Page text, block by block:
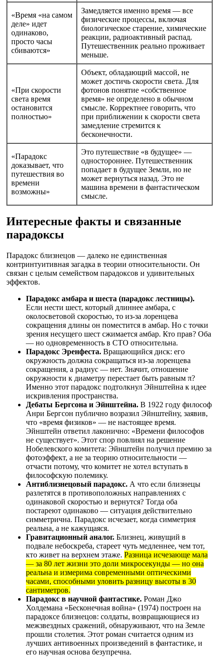
«Время «на самом
деле» идет
одинаково,
просто часы
сбиваются»
Замедляется именно время — все
физические процессы, включая
биологическое старение, химические
реакции, радиоактивный распад.
Путешественник реально проживает
меньше.
«При скорости
света время
остановится
полностью»
Объект, обладающий массой, не
может достичь скорости света. Для
фотонов понятие «собственное
время» не определено в обычном
смысле. Корректнее говорить, что
при приближении к скорости света
замедление стремится к
бесконечности.
«Парадокс
доказывает, что
путешествия во
времени
возможны»
Это путешествие «в будущее» —
одностороннее. Путешественник
попадает в будущее Земли, но не
может вернуться назад. Это не
машина времени в фантастическом
смысле.
Интересные факты и связанные
парадоксы
Парадокс близнецов — далеко не единственная
контринтуитивная загадка в теории относительности. Он
связан с целым семейством парадоксов и удивительных
эффектов.
Парадокс амбара и шеста (парадокс лестницы).
Если нести шест, который длиннее амбара, с
околосветовой скоростью, то из-за лоренцева
сокращения длины он поместится в амбар. Но с точки
зрения несущего шест сжимается амбар. Кто прав? Оба
— но одновременность в СТО относительна.
Парадокс Эренфеста. Вращающийся диск: его
окружность должна сокращаться из-за лоренцева
сокращения, а радиус — нет. Значит, отношение
окружности к диаметру перестает быть равным π?
Именно этот парадокс подтолкнул Эйнштейна к идее
искривления пространства.
Дебаты Бергсона и Эйнштейна. В 1922 году философ
Анри Бергсон публично возразил Эйнштейну, заявив,
что «время физиков» — не настоящее время.
Эйнштейн ответил лаконично: «Времени философов
не существует». Этот спор повлиял на решение
Нобелевского комитета: Эйнштейн получил премию за
фотоэффект, а не за теорию относительности —
отчасти потому, что комитет не хотел вступать в
философскую полемику.
Антиблизнецовый парадокс. А что если близнецы
разлетятся в противоположных направлениях с
одинаковой скоростью и вернутся? Тогда оба
постареют одинаково — ситуация действительно
симметрична. Парадокс исчезает, когда симметрия
реальна, а не кажущаяся.
Гравитационный аналог. Близнец, живущий в
подвале небоскреба, стареет чуть медленнее, чем тот,
кто живет на верхнем этаже. Разница исчезающе мала
— за 80 лет жизни это доли микросекунды — но она
реальна и измерима современными оптическими
часами, способными уловить разницу высоты в 30
сантиметров.
Парадокс в научной фантастике. Роман Джо
Холдемана «Бесконечная война» (1974) построен на
парадоксе близнецов: солдаты, возвращающиеся из
межзвездных сражений, обнаруживают, что на Земле
прошли столетия. Этот роман считается одним из
лучших антивоенных произведений в фантастике, и
его научная основа безупречна.